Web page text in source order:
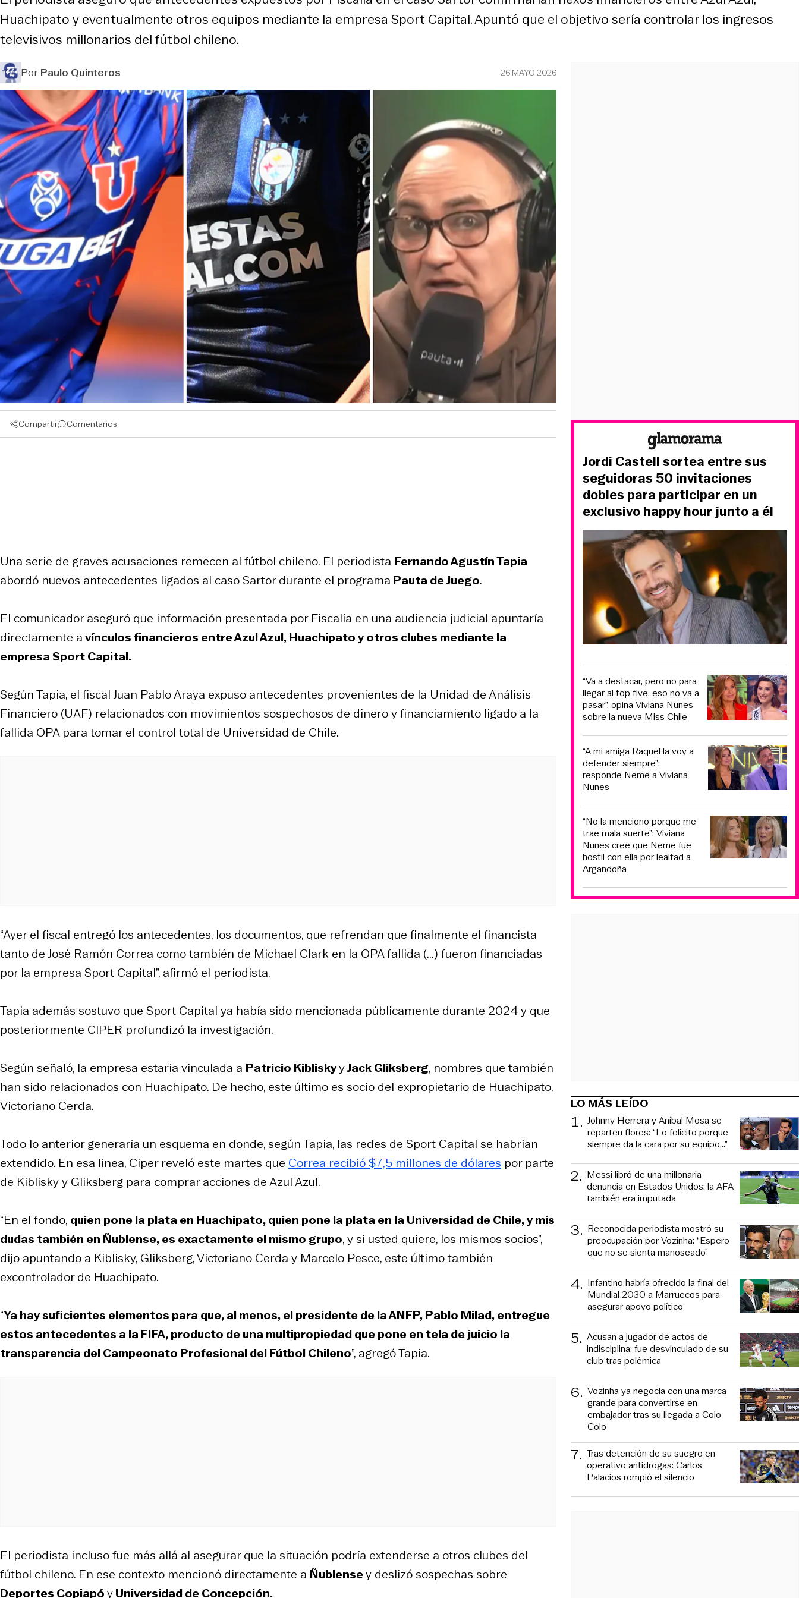
Huachipato y eventualmente otros equipos mediante la empresa Sport Capital. Apuntó que el objetivo sería controlar los ingresos
televisivos millonarios del fútbol chileno.
PorPaulo Quinteros 26 MAYO 2026
Compartir Comentarios
Una serie de graves acusaciones remecen al fútbol chileno. El periodista Fernando Agustín Tapia
abordó nuevos antecedentes ligados al caso Sartor durante el programa Pauta de Juego.
El comunicador aseguró que información presentada por Fiscalía en una audiencia judicial apuntaría
directamente avínculos financieros entre Azul Azul, Huachipato y otros clubes mediante la
empresa Sport Capital.
Según Tapia, el fiscal Juan Pablo Araya expuso antecedentes provenientes de la Unidad de Análisis
Financiero (UAF) relacionados con movimientos sospechosos de dinero y financiamiento ligado a la
fallida OPA para tomar el control total de Universidad de Chile.
“Ayer el fiscal entregó los antecedentes, los documentos, que refrendan que finalmente el financista
tanto de José Ramón Correa como también de Michael Clark en la OPA fallida (...) fueron financiadas
por la empresa Sport Capital”, afirmó el periodista.
Tapia además sostuvo que Sport Capital ya había sido mencionada públicamente durante 2024 y que
posteriormente CIPER profundizó la investigación.
Según señaló, la empresa estaría vinculada a Patricio KibliskyyJack Gliksberg, nombres que también
han sido relacionados con Huachipato. De hecho, este último es socio del expropietario de Huachipato,
Victoriano Cerda.
Todo lo anterior generaría un esquema en donde, según Tapia, las redes de Sport Capital se habrían
extendido. En esa línea, Ciper reveló este martes que Correa recibió $7,5 millones de dólares por parte
de Kiblisky y Gliksberg para comprar acciones de Azul Azul.
“En el fondo, quien pone la plata en Huachipato, quien pone la plata en la Universidad de Chile, y mis
dudas también en Ñublense, es exactamente el mismo grupo, y si usted quiere, los mismos socios”,
dijo apuntando a Kiblisky, Gliksberg, Victoriano Cerda y Marcelo Pesce, este último también
excontrolador de Huachipato.
“Ya hay suficientes elementos para que, al menos, el presidente de la ANFP, Pablo Milad, entregue
estos antecedentes a la FIFA, producto de una multipropiedad que pone en tela de juicio la
transparencia del Campeonato Profesional del Fútbol Chileno”, agregó Tapia.
El periodista incluso fue más allá al asegurar que la situación podría extenderse a otros clubes del
fútbol chileno. En ese contexto mencionó directamente a Ñublensey deslizó sospechas sobre
Deportes CopiapóyUniversidad de Concepción.
Jordi Castell sortea entre sus
seguidoras 50 invitaciones
dobles para participar en un
exclusivo happy hour junto a él
“Va a destacar, pero no para
llegar al top five, eso no va a
pasar”, opina Viviana Nunes
sobre la nueva Miss Chile
“A mi amiga Raquel la voy a
defender siempre”:
responde Neme a Viviana
Nunes
“No la menciono porque me
trae mala suerte”: Viviana
Nunes cree que Neme fue
hostil con ella por lealtad a
Argandoña
LO MÁS LEÍDO
1. Johnny Herrera y Aníbal Mosa se
reparten flores: “Lo felicito porque
siempre da la cara por su equipo…”
2. Messi libró de una millonaria
denuncia en Estados Unidos: la AFA
también era imputada
3. Reconocida periodista mostró su
preocupación por Vozinha: “Espero
que no se sienta manoseado”
4. Infantino habría ofrecido la final del
Mundial 2030 a Marruecos para
asegurar apoyo político
5. Acusan a jugador de actos de
indisciplina: fue desvinculado de su
club tras polémica
6. Vozinha ya negocia con una marca
grande para convertirse en
embajador tras su llegada a Colo
Colo
7. Tras detención de su suegro en
operativo antidrogas: Carlos
Palacios rompió el silencio